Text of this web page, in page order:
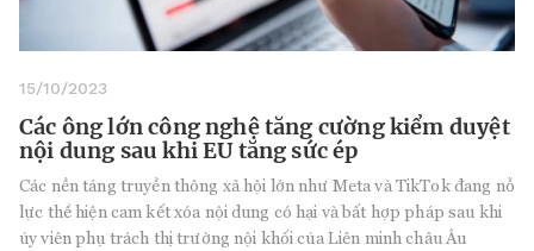
15/10/2023
Các ông lớn công nghệ tăng cường kiểm duyệt
nội dung sau khi EU tăng sức ép
Các nền tảng truyền thông xã hội lớn như Meta và TikTok đang nỗ
lực thể hiện cam kết xóa nội dung có hại và bất hợp pháp sau khi
ủy viên phụ trách thị trường nội khối của Liên minh châu Âu